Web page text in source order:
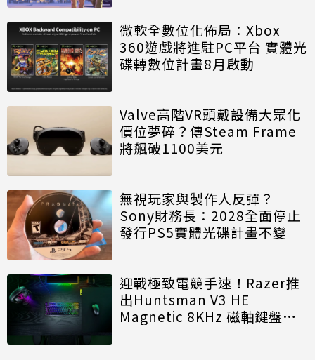
微軟全數位化佈局：Xbox
360遊戲將進駐PC平台 實體光
碟轉數位計畫8月啟動
Valve高階VR頭戴設備大眾化
價位夢碎？傳Steam Frame
將飆破1100美元
無視玩家與製作人反彈？
Sony財務長：2028全面停止
發行PS5實體光碟計畫不變
迎戰極致電競手速！Razer推
出Huntsman V3 HE
Magnetic 8KHz 磁軸鍵盤效